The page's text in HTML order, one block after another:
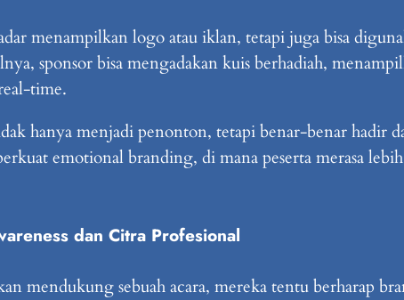
menampilkan logo atau iklan, tetapi juga bisa
sponsor bisa mengadakan kuis berhadiah,
time.
hanya menjadi penonton, tetapi benar-benar hadir
emotional branding, di mana peserta merasa
dan Citra Profesional
mendukung sebuah acara, mereka tentu berharap